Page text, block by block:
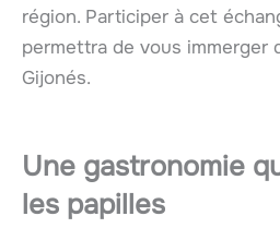
région. Participer à cet
permettra de vous immerger
Gijonés.
Une gastronomie
les papilles